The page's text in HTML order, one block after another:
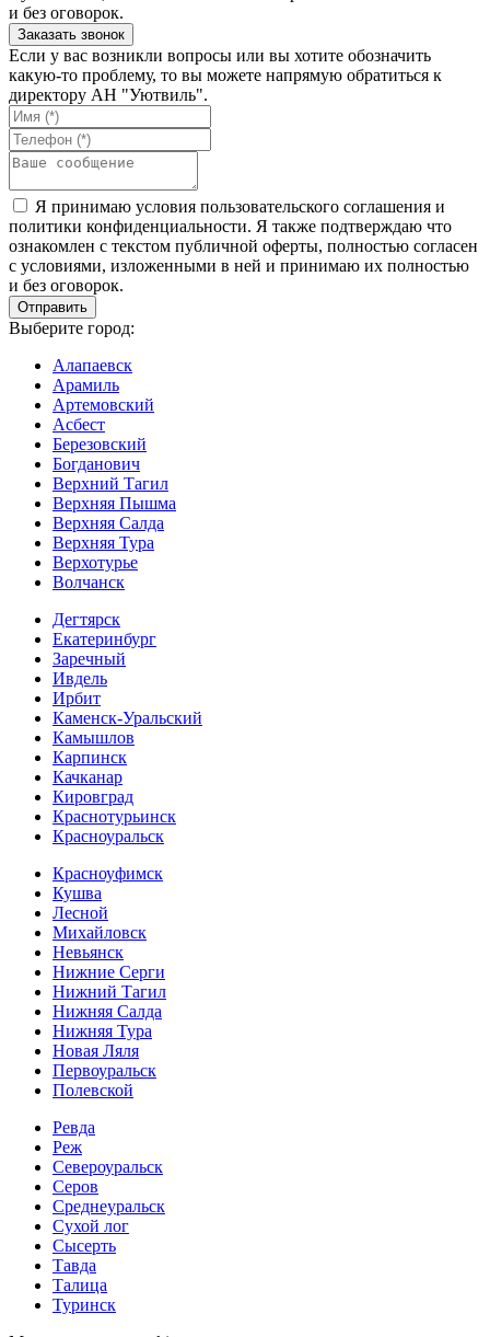
и без оговорок.
Если у вас возникли вопросы или вы хотите обозначить
какую-то проблему, то вы можете напрямую обратиться к
директору АН "Уютвиль".
Я принимаю условия пользовательского соглашения и
политики конфиденциальности. Я также подтверждаю что
ознакомлен с текстом публичной оферты, полностью согласен
с условиями, изложенными в ней и принимаю их полностью
и без оговорок.
Выберите город:
Алапаевск
Арамиль
Артемовский
Асбест
Березовский
Богданович
Верхний Тагил
Верхняя Пышма
Верхняя Салда
Верхняя Тура
Верхотурье
Волчанск
Дегтярск
Екатеринбург
Заречный
Ивдель
Ирбит
Каменск-Уральский
Камышлов
Карпинск
Качканар
Кировград
Краснотурьинск
Красноуральск
Красноуфимск
Кушва
Лесной
Михайловск
Невьянск
Нижние Серги
Нижний Тагил
Нижняя Салда
Нижняя Тура
Новая Ляля
Первоуральск
Полевской
Ревда
Реж
Североуральск
Серов
Среднеуральск
Сухой лог
Сысерть
Тавда
Талица
Туринск